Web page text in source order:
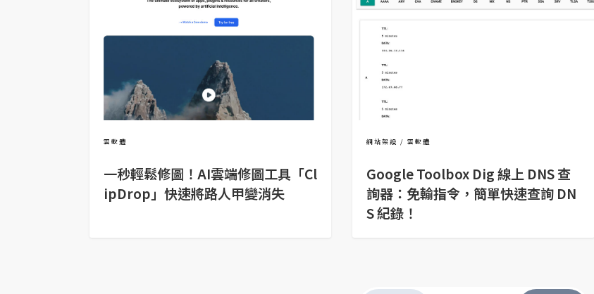
主機與網域
HTML / CSS
雲軟體
一秒輕鬆修圖！AI雲端修圖工具「Cl
ipDrop」快速將路人甲變消失
網站架設 雲軟體
Google Toolbox Dig 線上 DNS 查
詢器：免輸指令，簡單快速查詢 DN
S 紀錄！